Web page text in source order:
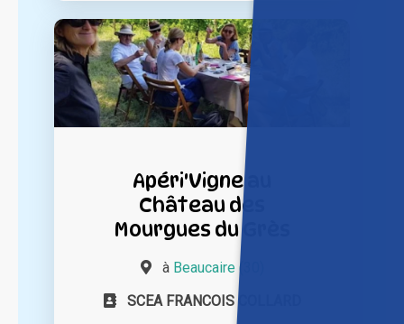
Apéri'Vigne au
Château des
Mourgues du Grès
à Beaucaire (30)
SCEA FRANCOIS COLLARD